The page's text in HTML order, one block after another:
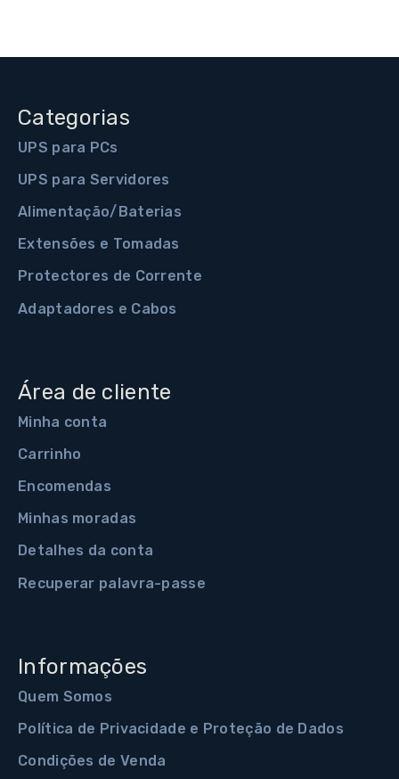
Categorias
UPS para PCs
UPS para Servidores
Alimentação/Baterias
Extensões e Tomadas
Protectores de Corrente
Adaptadores e Cabos
Área de cliente
Minha conta
Carrinho
Encomendas
Minhas moradas
Detalhes da conta
Recuperar palavra-passe
Informações
Quem Somos
Política de Privacidade e Proteção de Dados
Condições de Venda